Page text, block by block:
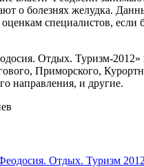
о болезнях желудка.
специалистов,
Отдых. Туризм-
Приморского,
направления, и другие.
Отдых. Туризм